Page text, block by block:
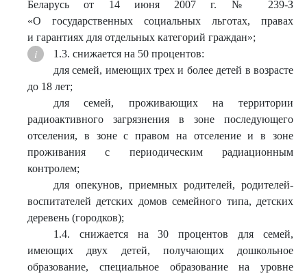
Беларусь от 14 июня 2007 г. № 239-З
«О государственных социальных льготах, правах
и гарантиях для отдельных категорий граждан»;
1.3. снижается на 50 процентов:
для семей, имеющих трех и более детей в возрасте
до 18 лет;
для семей, проживающих на территории
радиоактивного загрязнения в зоне последующего
отселения, в зоне с правом на отселение и в зоне
проживания с периодическим радиационным
контролем;
для опекунов, приемных родителей, родителей-
воспитателей детских домов семейного типа, детских
деревень (городков);
1.4. снижается на 30 процентов для семей,
имеющих двух детей, получающих дошкольное
образование, специальное образование на уровне